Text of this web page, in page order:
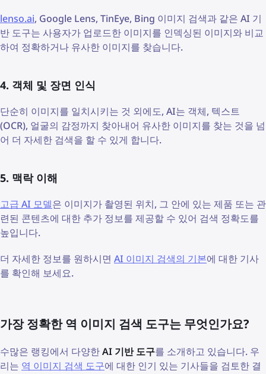
lenso.ai, Google Lens, TinEye, Bing 이미지 검색과 같은 AI 기
반 도구는 사용자가 업로드한 이미지를 인덱싱된 이미지와 비교
하여 정확하거나 유사한 이미지를 찾습니다.
4. 객체 및 장면 인식
단순히 이미지를 일치시키는 것 외에도, AI는 객체, 텍스트
(OCR), 얼굴의 감정까지 찾아내어 유사한 이미지를 찾는 것을 넘
어 더 자세한 검색을 할 수 있게 합니다.
5. 맥락 이해
고급 AI 모델은 이미지가 촬영된 위치, 그 안에 있는 제품 또는 관
련된 콘텐츠에 대한 추가 정보를 제공할 수 있어 검색 정확도를
높입니다.
더 자세한 정보를 원하시면 AI 이미지 검색의 기본에 대한 기사
를 확인해 보세요.
가장 정확한 역 이미지 검색 도구는 무엇인가요?
수많은 랭킹에서 다양한AI 기반 도구를 소개하고 있습니다. 우
리는 역 이미지 검색 도구에 대한 인기 있는 기사들을 검토한 결